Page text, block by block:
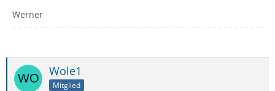
Werner
Wole1
Mitglied